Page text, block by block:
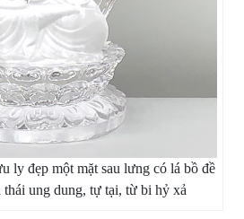
ly đẹp một mặt sau lưng có lá bồ đề
thái ung dung, tự tại, từ bi hỷ xả